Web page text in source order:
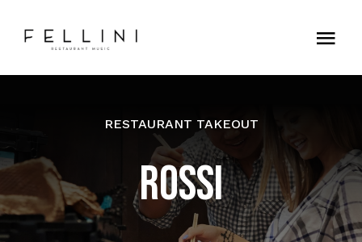
RESTAURANT TAKEOUT
ROSSI